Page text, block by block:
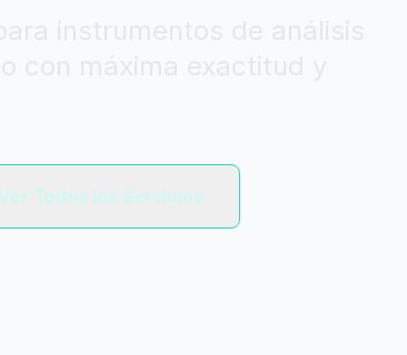
Ver Todos los Servicios